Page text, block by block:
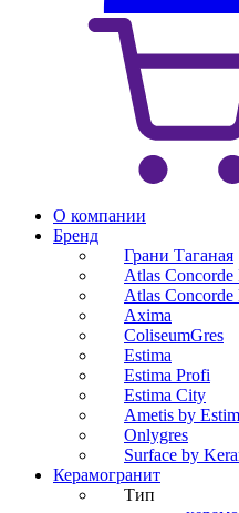
О компании
Бренд
Грани Таганая
Atlas Concorde
Atlas Concorde
Axima
ColiseumGres
Estima
Estima Profi
Estima City
Ametis by
Onlygres
Surface by
Керамогранит
Тип